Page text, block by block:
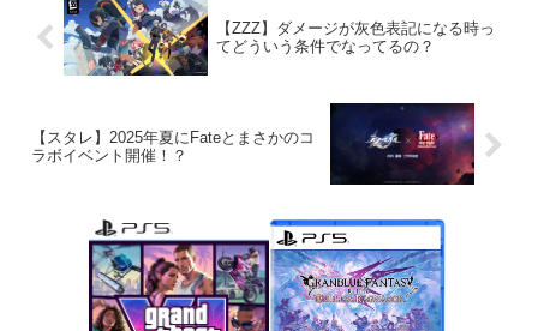
【ZZZ】ダメージが灰色表記になる時っ
てどういう条件でなってるの？
【スタレ】2025年夏にFateとまさかのコ
ラボイベント開催！？